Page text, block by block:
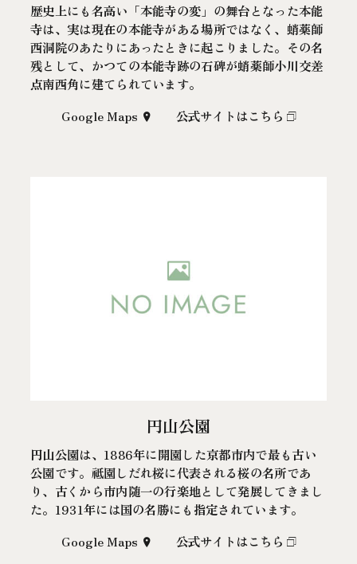
歴史上にも名高い「本能寺の変」の舞台となった本能
寺は、実は現在の本能寺がある場所ではなく、蛸薬師
西洞院のあたりにあったときに起こりました。その名
残として、かつての本能寺跡の石碑が蛸薬師小川交差
点南西角に建てられています。
Google Maps
公式サイトはこちら
円山公園
円山公園は、1886年に開園した京都市内で最も古い
公園です。祗園しだれ桜に代表される桜の名所であ
り、古くから市内随一の行楽地として発展してきまし
た。1931年には国の名勝にも指定されています。
Google Maps
公式サイトはこちら